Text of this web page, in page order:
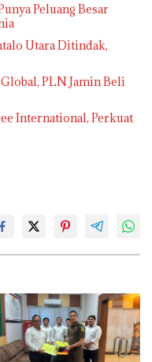
Peluang Besar
Utara Ditindak,
PLN Jamin Beli
International, Perkuat